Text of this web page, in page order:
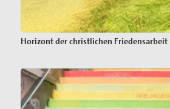
Horizont der christlichen Friedensarbeit